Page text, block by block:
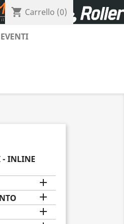
shopping_cart Carrello (0)
EVENTI
- INLINE


